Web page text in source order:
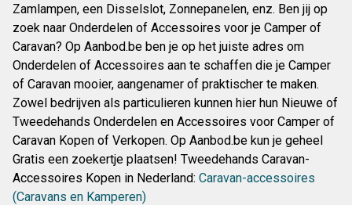
Zamlampen, een Disselslot, Zonnepanelen, enz. Ben jij op
zoek naar Onderdelen of Accessoires voor je Camper of
Caravan? Op Aanbod.be ben je op het juiste adres om
Onderdelen of Accessoires aan te schaffen die je Camper
of Caravan mooier, aangenamer of praktischer te maken.
Zowel bedrijven als particulieren kunnen hier hun Nieuwe of
Tweedehands Onderdelen en Accessoires voor Camper of
Caravan Kopen of Verkopen. Op Aanbod.be kun je geheel
Gratis een zoekertje plaatsen! Tweedehands Caravan-
Accessoires Kopen in Nederland: Caravan-accessoires
(Caravans en Kamperen)